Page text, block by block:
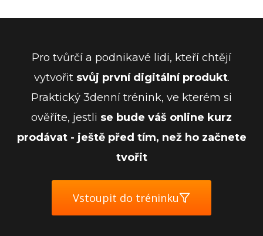
Pro tvůrčí a podnikavé lidi, kteří chtějí
vytvořit svůj první digitální produkt.
Praktický 3denní trénink, ve kterém si
ověříte, jestli se bude váš online kurz
prodávat - ještě před tím, než ho začnete
tvořit
Vstoupit do tréninku